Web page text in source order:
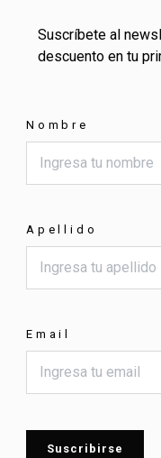
Suscríbete al
descuento en tu
Nombre
Apellido
Email
Suscribirse